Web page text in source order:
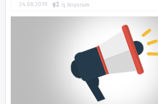
kazanmak ...
24.08.2019 İş Arıyorum